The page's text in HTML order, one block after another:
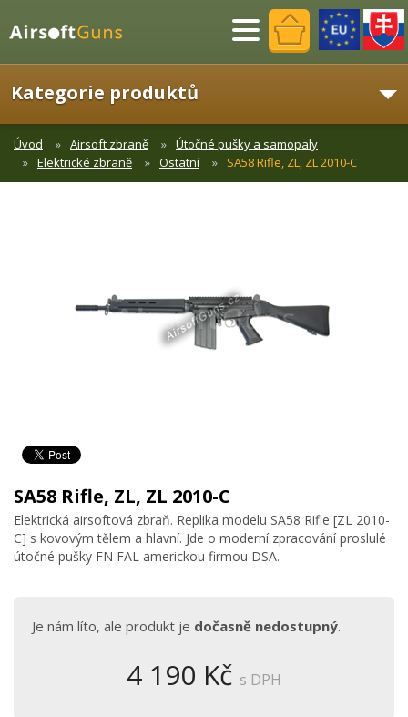
Menu
Kategorie produktů
Úvod Airsoft zbraně
Útočné pušky a samopaly
Elektrické zbraně
Ostatní SA58 Rifle, ZL, ZL 2010-C
SA58 Rifle, ZL, ZL 2010-C
Elektrická airsoftová zbraň. Replika modelu SA58 Rifle [ZL 2010-
C] s kovovým tělem a hlavní. Jde o moderní zpracování proslulé
útočné pušky FN FAL americkou firmou DSA.
Je nám líto, ale produkt je dočasně nedostupný.
4 190 Kč s DPH